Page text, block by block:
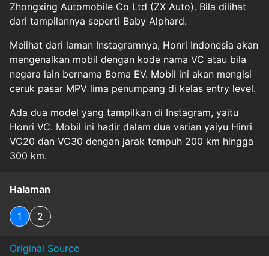
Zhongxing Automobile Co Ltd (ZX Auto). Bila dilihat
dari tampilannya seperti Baby Alphard.
Melihat dari laman Instagramnya, Honri Indonesia akan
mengenalkan mobil dengan kode nama VC atau bila
negara lain bernama Boma EV. Mobil ini akan mengisi
ceruk pasar MPV lima penumpang di kelas entry level.
Ada dua model yang tampilkan di Instagram, yaitu
Honri VC. Mobil ini hadir dalam dua varian yaiyu Hinri
VC20 dan VC30 dengan jarak tempuh 200 km hingga
300 km.
Halaman
1 2
Original Source